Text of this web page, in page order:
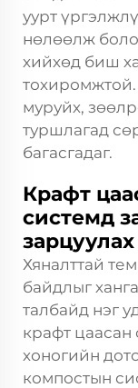
уурт
нөлөөлж
хийхөд биш
тохиромжтой.
муруйх,
туршлагад
багасгадаг.
Крафт
системд
Хяналттай
байдлыг
талбайд нэг
крафт цаасан
хоногийн
компостын